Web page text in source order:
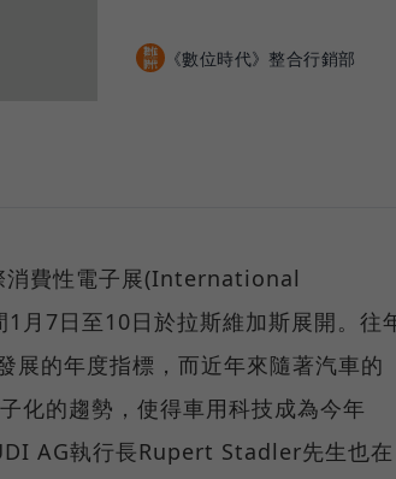
《數位時代》整合行銷部
消費性電子展(International
月7日至10日於拉斯維加斯展開。往
展的年度指標，而近年來隨著汽車的
化的趨勢，使得車用科技成為今年
AG執行長Rupert Stadler先生也在